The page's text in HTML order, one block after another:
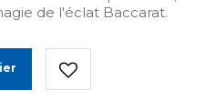
de l'éclat Baccarat.